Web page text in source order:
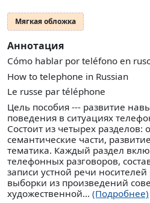
Мягкая обложка
Аннотация
Cómo hablar por teléfono en
How to telephone in Russian
Le russe par téléphone
Цель пособия --- развитие
поведения в ситуациях
Состоит из четырех разделов:
семантические части,
тематика. Каждый раздел
телефонных разговоров,
записи устной речи носителей
выборки из произведений
художественной... (Подробнее)